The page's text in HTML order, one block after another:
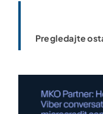
Pregledajte